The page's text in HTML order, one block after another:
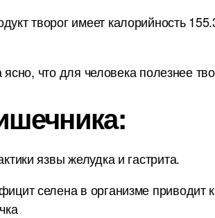
творог имеет калорийность
что для человека полезнее
язвы желудка и гастрита.
селена в организме приводит